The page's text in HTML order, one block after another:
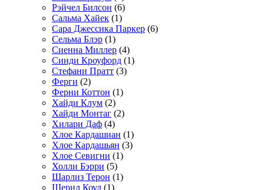
Рэйчел Билсон (6)
Сальма Хайек (1)
Сара Джессика Паркер (6)
Сельма Блэр (1)
Сиенна Миллер (4)
Синди Кроуфорд (1)
Стефани Пратт (3)
Ферги (2)
Ферни Коттон (1)
Хайди Клум (2)
Хайди Монтаг (2)
Хилари Даф (4)
Хлое Кардашиан (1)
Хлое Кардашьян (3)
Хлое Севигни (1)
Холли Бэрри (5)
Шарлиз Терон (1)
Шерил Коул (1)